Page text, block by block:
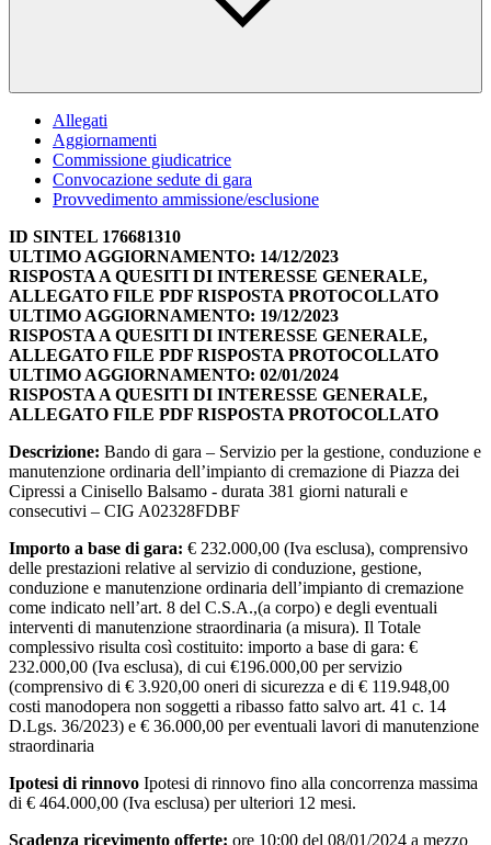
Allegati
Aggiornamenti
Commissione giudicatrice
Convocazione sedute di gara
Provvedimento ammissione/esclusione
ID SINTEL 176681310
ULTIMO AGGIORNAMENTO: 14/12/2023
RISPOSTA A QUESITI DI INTERESSE GENERALE,
ALLEGATO FILE PDF RISPOSTA PROTOCOLLATO
ULTIMO AGGIORNAMENTO: 19/12/2023
RISPOSTA A QUESITI DI INTERESSE GENERALE,
ALLEGATO FILE PDF RISPOSTA PROTOCOLLATO
ULTIMO AGGIORNAMENTO: 02/01/2024
RISPOSTA A QUESITI DI INTERESSE GENERALE,
ALLEGATO FILE PDF RISPOSTA PROTOCOLLATO
Descrizione: Bando di gara – Servizio per la gestione, conduzione e
manutenzione ordinaria dell’impianto di cremazione di Piazza dei
Cipressi a Cinisello Balsamo - durata 381 giorni naturali e
consecutivi – CIG A02328FDBF
Importo a base di gara: € 232.000,00 (Iva esclusa), comprensivo
delle prestazioni relative al servizio di conduzione, gestione,
conduzione e manutenzione ordinaria dell’impianto di cremazione
come indicato nell’art. 8 del C.S.A.,(a corpo) e degli eventuali
interventi di manutenzione straordinaria (a misura). Il Totale
complessivo risulta così costituito: importo a base di gara: €
232.000,00 (Iva esclusa), di cui €196.000,00 per servizio
(comprensivo di € 3.920,00 oneri di sicurezza e di € 119.948,00
costi manodopera non soggetti a ribasso fatto salvo art. 41 c. 14
D.Lgs. 36/2023) e € 36.000,00 per eventuali lavori di manutenzione
straordinaria
Ipotesi di rinnovo Ipotesi di rinnovo fino alla concorrenza massima
di € 464.000,00 (Iva esclusa) per ulteriori 12 mesi.
Scadenza ricevimento offerte: ore 10:00 del 08/01/2024 a mezzo